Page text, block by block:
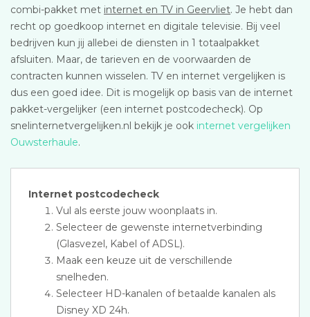
combi-pakket met internet en TV in Geervliet. Je hebt dan
recht op goedkoop internet en digitale televisie. Bij veel
bedrijven kun jij allebei de diensten in 1 totaalpakket
afsluiten. Maar, de tarieven en de voorwaarden de
contracten kunnen wisselen. TV en internet vergelijken is
dus een goed idee. Dit is mogelijk op basis van de internet
pakket-vergelijker (een internet postcodecheck). Op
snelinternetvergelijken.nl bekijk je ook internet vergelijken
Ouwsterhaule.
Internet postcodecheck
Vul als eerste jouw woonplaats in.
Selecteer de gewenste internetverbinding
(Glasvezel, Kabel of ADSL).
Maak een keuze uit de verschillende
snelheden.
Selecteer HD-kanalen of betaalde kanalen als
Disney XD 24h.